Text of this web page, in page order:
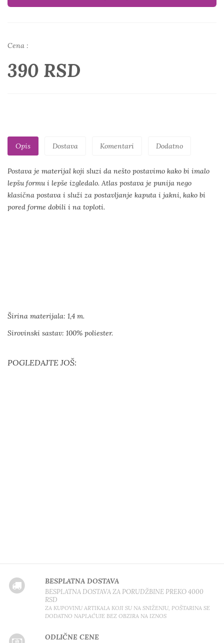
Cena :
390 RSD
Opis Dostava Komentari Dodatno
Postava je materijal koji sluzi da nešto postavimo kako bi imalo
lepšu formu i lepše izgledalo. Atlas postava je punija nego
klasična postava i služi za postavljanje kaputa i jakni, kako bi
pored forme dobili i na toploti.
Širina materijala: 1,4 m.
Sirovinski sastav: 100% poliester.
POGLEDAJTE JOŠ:
BESPLATNA DOSTAVA
BESPLATNA DOSTAVA ZA PORUDŽBINE PREKO 4000
RSD
ZA KUPOVINU ARTIKALA KOJI SU NA SNIŽENJU, POŠTARINA SE
DODATNO NAPLAĆUJE BEZ OBZIRA NA IZNOS
ODLIČNE CENE